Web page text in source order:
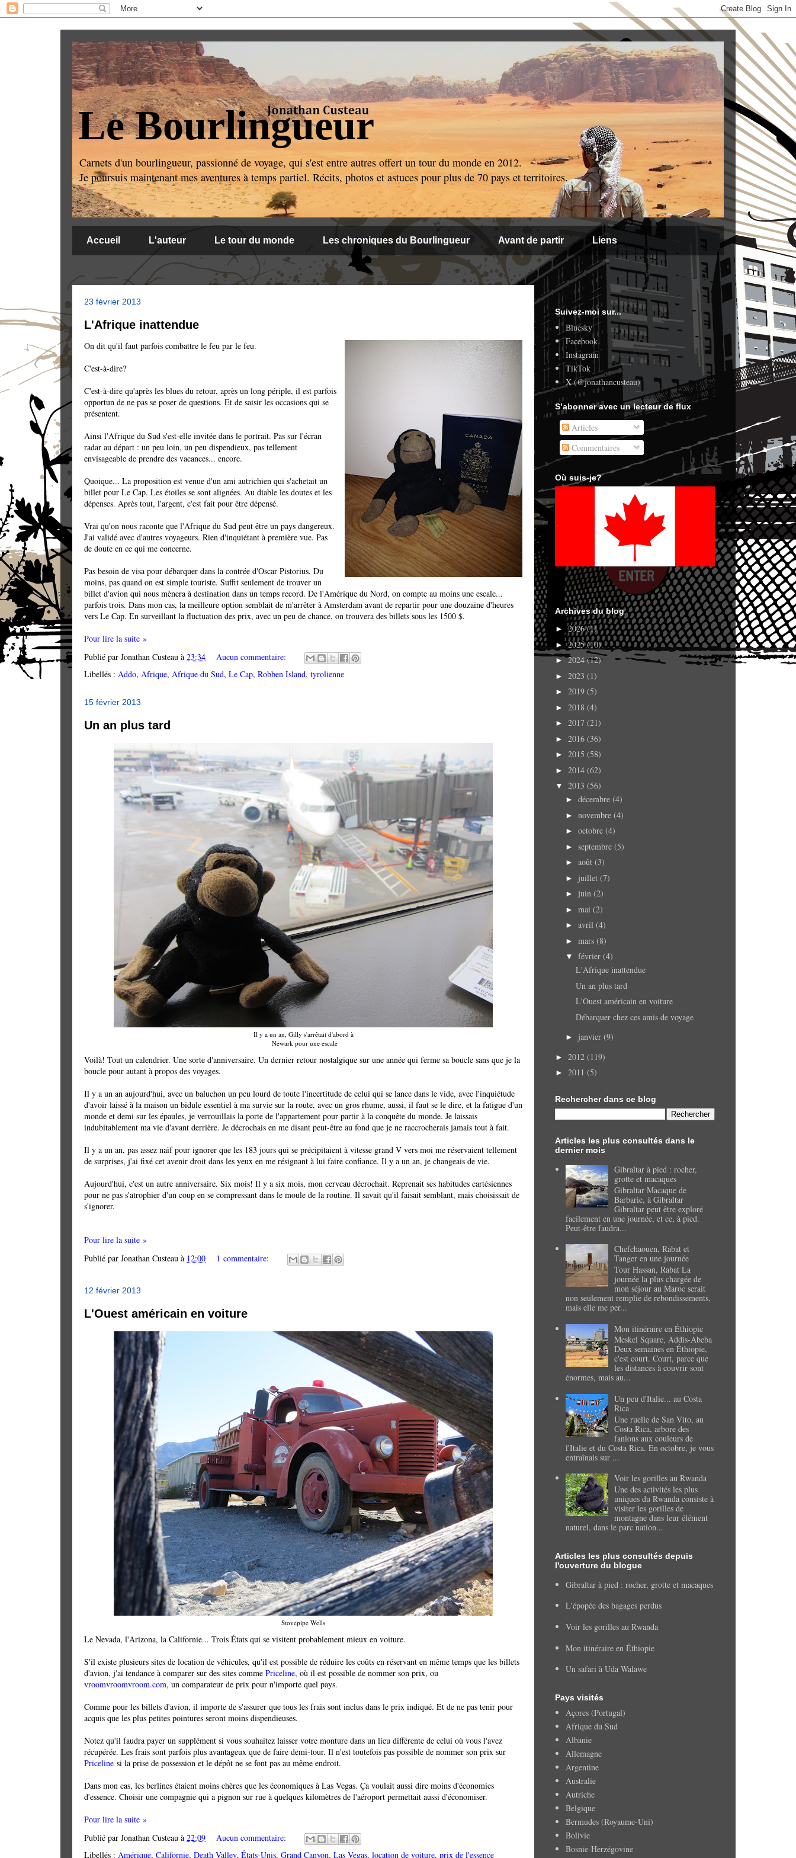
Le Bourlingueur
Carnets d'un bourlingueur, passionné de voyage, qui s'est entre autres offert un tour du monde en 2012.
Je poursuis maintenant mes aventures à temps partiel. Récits, photos et astuces pour plus de 70 pays et territoires.
Accueil L'auteur Le tour du monde Les chroniques du Bourlingueur Avant de partir Liens
23 février 2013
L'Afrique inattendue
On dit qu'il faut parfois combattre le feu par le feu.
C'est-à-dire?
C'est-à-dire qu'après les blues du retour, après un long périple, il est parfois
opportun de ne pas se poser de questions. Et de saisir les occasions qui se
présentent.
Ainsi l'Afrique du Sud s'est-elle invitée dans le portrait. Pas sur l'écran
radar au départ : un peu loin, un peu dispendieux, pas tellement
envisageable de prendre des vacances... encore.
Quoique... La proposition est venue d'un ami autrichien qui s'achetait un
billet pour Le Cap. Les étoiles se sont alignées. Au diable les doutes et les
dépenses. Après tout, l'argent, c'est fait pour être dépensé.
Vrai qu'on nous raconte que l'Afrique du Sud peut être un pays dangereux.
J'ai validé avec d'autres voyageurs. Rien d'inquiétant à première vue. Pas
de doute en ce qui me concerne.
Pas besoin de visa pour débarquer dans la contrée d'Oscar Pistorius. Du
moins, pas quand on est simple touriste. Suffit seulement de trouver un
billet d'avion qui nous mènera à destination dans un temps record. De l'Amérique du Nord, on compte au moins une escale...
parfois trois. Dans mon cas, la meilleure option semblait de m'arrêter à Amsterdam avant de repartir pour une douzaine d'heures
vers Le Cap. En surveillant la fluctuation des prix, avec un peu de chance, on trouvera des billets sous les 1500 $.
Pour lire la suite »
Publié par Jonathan Custeau à 23:34
Aucun commentaire:
Libellés : Addo, Afrique, Afrique du Sud, Le Cap, Robben Island, tyrolienne
15 février 2013
Un an plus tard
Il y a un an, Gilly s'arrêtait d'abord à
Newark pour une escale
Voilà! Tout un calendrier. Une sorte d'anniversaire. Un dernier retour nostalgique sur une année qui ferme sa boucle sans que je la
boucle pour autant à propos des voyages.
Il y a un an aujourd'hui, avec un baluchon un peu lourd de toute l'incertitude de celui qui se lance dans le vide, avec l'inquiétude
d'avoir laissé à la maison un bidule essentiel à ma survie sur la route, avec un gros rhume, aussi, il faut se le dire, et la fatigue d'un
monde et demi sur les épaules, je verrouillais la porte de l'appartement pour partir à la conquête du monde. Je laissais
indubitablement ma vie d'avant derrière. Je décrochais en me disant peut-être au fond que je ne raccrocherais jamais tout à fait.
Il y a un an, pas assez naïf pour ignorer que les 183 jours qui se précipitaient à vitesse grand V vers moi me réservaient tellement
de surprises, j'ai fixé cet avenir droit dans les yeux en me résignant à lui faire confiance. Il y a un an, je changeais de vie.
Aujourd'hui, c'est un autre anniversaire. Six mois! Il y a six mois, mon cerveau décrochait. Reprenait ses habitudes cartésiennes
pour ne pas s'atrophier d'un coup en se compressant dans le moule de la routine. Il savait qu'il faisait semblant, mais choisissait de
s'ignorer.
Pour lire la suite »
Publié par Jonathan Custeau à 12:00 1 commentaire:
12 février 2013
L'Ouest américain en voiture
Stovepipe Wells
Le Nevada, l'Arizona, la Californie... Trois États qui se visitent probablement mieux en voiture.
S'il existe plusieurs sites de location de véhicules, qu'il est possible de réduire les coûts en réservant en même temps que les billets
d'avion, j'ai tendance à comparer sur des sites comme Priceline, où il est possible de nommer son prix, ou
vroomvroomvroom.com, un comparateur de prix pour n'importe quel pays.
Comme pour les billets d'avion, il importe de s'assurer que tous les frais sont inclus dans le prix indiqué. Et de ne pas tenir pour
acquis que les plus petites pointures seront moins dispendieuses.
Notez qu'il faudra payer un supplément si vous souhaitez laisser votre monture dans un lieu différente de celui où vous l'avez
récupérée. Les frais sont parfois plus avantageux que de faire demi-tour. Il n'est toutefois pas possible de nommer son prix sur
Priceline si la prise de possession et le dépôt ne se font pas au même endroit.
Dans mon cas, les berlines étaient moins chères que les économiques à Las Vegas. Ça voulait aussi dire moins d'économies
d'essence. Choisir une compagnie qui a pignon sur rue à quelques kilomètres de l'aéroport permettait aussi d'économiser.
Pour lire la suite »
Publié par Jonathan Custeau à 22:09
Aucun commentaire:
Libellés : Amérique, Californie, Death Valley, États-Unis, Grand Canyon, Las Vegas, location de voiture, prix de l'essence
Suivez-moi sur...
Bluesky
Facebook
Instagram
TikTok
X (@jonathancusteau)
S’abonner avec un lecteur de flux
Articles
Commentaires
Où suis-je?
Archives du blog
►2026(1)
►2025(10)
►2024(12)
► 2023 (1)
► 2019 (5)
► 2018 (4)
► 2017 (21)
► 2016 (36)
► 2015 (58)
► 2014 (62)
▼ 2013 (56)
► décembre (4)
► novembre (4)
► octobre (4)
► septembre (5)
► août (3)
► juillet (7)
► juin (2)
► mai (2)
► avril (4)
► mars (8)
▼ février (4)
L'Afrique inattendue
Un an plus tard
L'Ouest américain en voiture
Débarquer chez ces amis de voyage
► janvier (9)
► 2012 (119)
► 2011 (5)
Rechercher dans ce blog
Articles les plus consultés dans le
dernier mois
Gibraltar à pied : rocher,
grotte et macaques
Gibraltar Macaque de
Barbarie, à Gibraltar
Gibraltar peut être exploré
facilement en une journée, et ce, à pied.
Peut-être faudra...
Chefchaouen, Rabat et
Tanger en une journée
Tour Hassan, Rabat La
journée la plus chargée de
mon séjour au Maroc serait
non seulement remplie de rebondissements,
mais elle me per...
Mon itinéraire en Éthiopie
Meskel Square, Addis-Abeba
Deux semaines en Éthiopie,
c'est court. Court, parce que
les distances à couvrir sont
énormes, mais au...
Un peu d'Italie... au Costa
Rica
Une ruelle de San Vito, au
Costa Rica, arbore des
fanions aux couleurs de
l'Italie et du Costa Rica. En octobre, je vous
entraînais sur ...
Voir les gorilles au Rwanda
Une des activités les plus
uniques du Rwanda consiste à
visiter les gorilles de
montagne dans leur élément
naturel, dans le parc nation...
Articles les plus consultés depuis
l'ouverture du blogue
Gibraltar à pied : rocher, grotte et macaques
L'épopée des bagages perdus
Voir les gorilles au Rwanda
Mon itinéraire en Éthiopie
Un safari à Uda Walawe
Pays visités
Açores (Portugal)
Afrique du Sud
Albanie
Allemagne
Argentine
Australie
Autriche
Belgique
Bermudes (Royaume-Uni)
Bolivie
Bosnie-Herzégovine